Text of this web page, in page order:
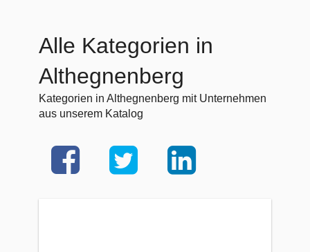
Alle Kategorien in
Althegnenberg
Kategorien in Althegnenberg mit Unternehmen
aus unserem Katalog